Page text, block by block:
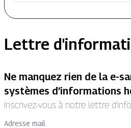
Lettre
Ne manquez rien de la e-
systèmes d’informations
Inscrivez-vous à notre lettre
Adresse mail